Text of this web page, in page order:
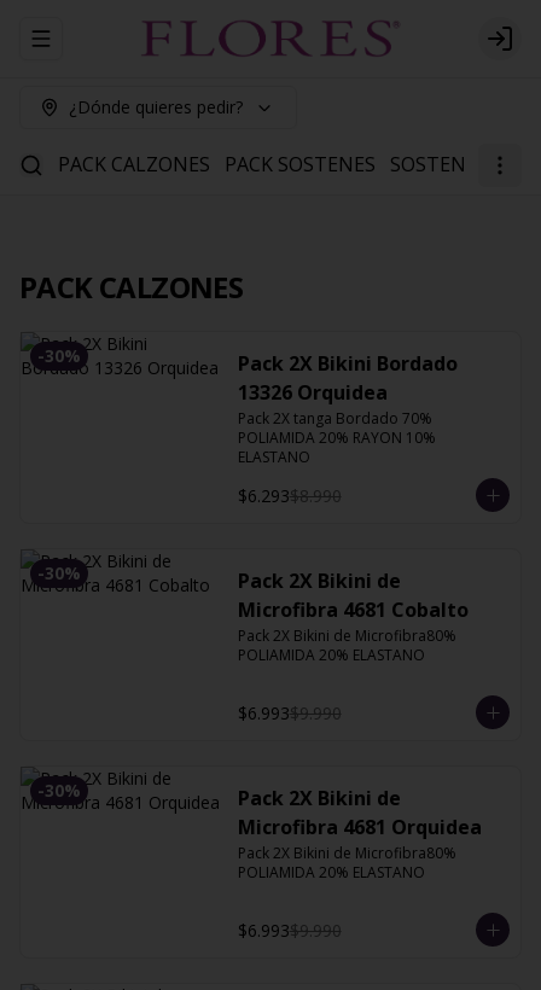
Abrir menu de navegación Login
¿Dónde quieres pedir?
PACK CALZONES PACK SOSTENES SOSTENES
PACK CALZONES
-30%
Pack 2X Bikini Bordado
13326 Orquidea
Pack 2X tanga Bordado 70%
POLIAMIDA 20% RAYON 10%
ELASTANO
$6.293$8.990
-30%
Pack 2X Bikini de
Microfibra 4681 Cobalto
Pack 2X Bikini de Microfibra80%
POLIAMIDA 20% ELASTANO
$6.993$9.990
-30%
Pack 2X Bikini de
Microfibra 4681 Orquidea
Pack 2X Bikini de Microfibra80%
POLIAMIDA 20% ELASTANO
$6.993$9.990